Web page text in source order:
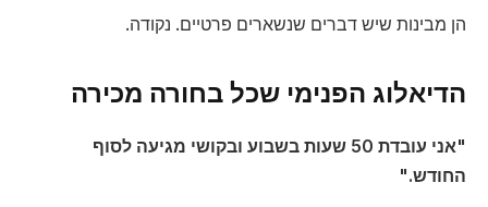
הן מבינות שיש דברים שנשארים פרטיים. נקודה.
הדיאלוג הפנימי שכל בחורה מכירה
"אני עובדת 50 שעות בשבוע ובקושי מגיעה לסוף
החודש."